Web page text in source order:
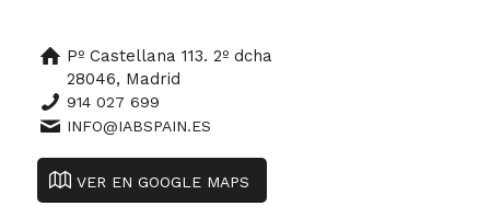
Pº Castellana 113. 2º dcha
28046, Madrid
914 027 699
INFO@IABSPAIN.ES
VER EN GOOGLE MAPS